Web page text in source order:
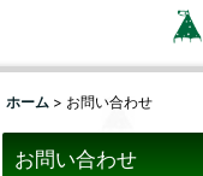
ホーム > お問い合わせ
お問い合わせ